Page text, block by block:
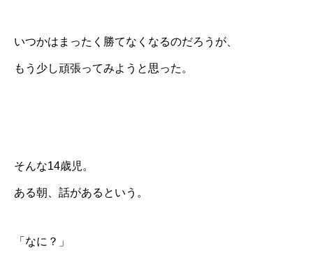
いつかはまったく勝てなくなるのだろうが、
もう少し頑張ってみようと思った。
そんな14歳児。
ある朝、話があるという。
「なに？」